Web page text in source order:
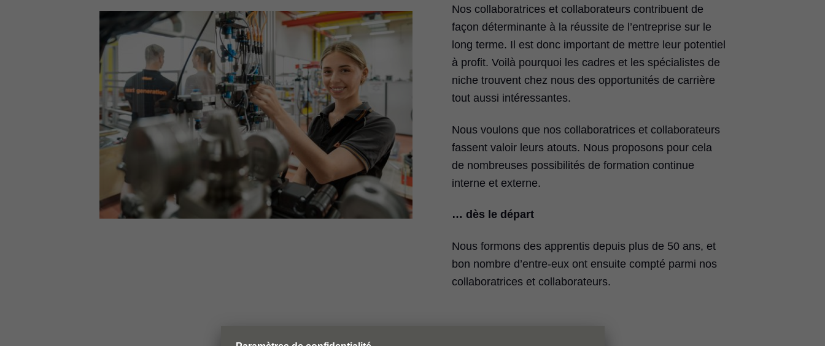
Nos collaboratrices et collaborateurs contribuent de
façon déterminante à la réussite de l’entreprise sur le
long terme. Il est donc important de mettre leur potentiel
à profit. Voilà pourquoi les cadres et les spécialistes de
niche trouvent chez nous des opportunités de carrière
tout aussi intéressantes.
Nous voulons que nos collaboratrices et collaborateurs
fassent valoir leurs atouts. Nous proposons pour cela
de nombreuses possibilités de formation continue
interne et externe.
… dès le départ
Nous formons des apprentis depuis plus de 50 ans, et
bon nombre d’entre-eux ont ensuite compté parmi nos
collaboratrices et collaborateurs.